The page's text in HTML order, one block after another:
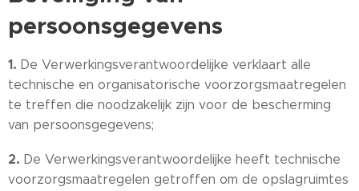
persoonsgegevens
1. De Verwerkingsverantwoordelijke verklaart alle
technische en organisatorische voorzorgsmaatregelen
te treffen die noodzakelijk zijn voor de bescherming
van persoonsgegevens;
2. De Verwerkingsverantwoordelijke heeft technische
voorzorgsmaatregelen getroffen om de opslagruimtes